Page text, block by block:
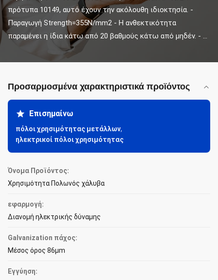
πρότυπα 10149, αυτό έχουν την ακόλουθη ιδιοκτησία. -
Παραγωγή Strength=355N/mm2 - Η ανθεκτικότητα
παραμένει η ίδια κάτω από 20 βαθμούς κάτω από μηδέν. - ...
Προσαρμοσμένα χαρακτηριστικά προϊόντος
Επισημαίνω
πόλοι χρησιμότητας μετάλλων,
ηλεκτρικοί πόλοι χρησιμότητας
Όνομα Προϊόντος:
Χρησιμότητα Πολωνός χάλυβα
εφαρμογή:
Διανομή ηλεκτρικής δύναμης
Galvanization πάχος:
Μέσος όρος 86μm
Εγγύηση: